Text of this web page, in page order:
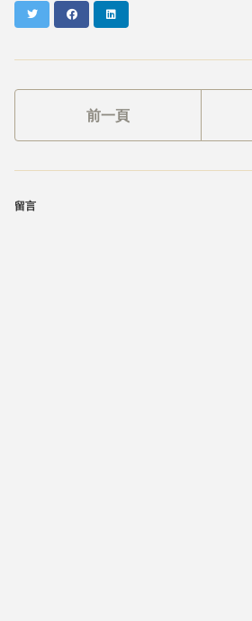
Twitter Facebook
前一頁
留言